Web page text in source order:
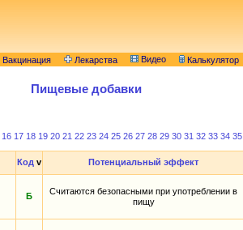
Вакцинация Лекарства Видео Калькулятор
Пищевые добавки
16 17 18 19 20 21 22 23 24 25 26 27 28 29 30 31 32 33 34 35
Код v Потенциальный эффект
Б
Считаются безопасными при употреблении в
пищу